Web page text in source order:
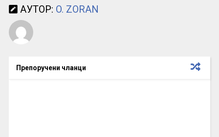
АУТОР: O. ZORAN
Препоручени чланци